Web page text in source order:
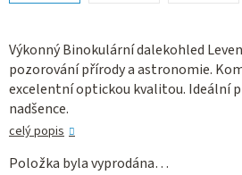
Výkonný Binokulární dalekohled
pozorování přírody a astronomie.
excelentní optickou kvalitou. Ideální
nadšence.
celý popis
Položka byla vyprodána…